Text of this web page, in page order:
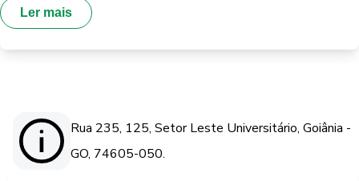
Ler mais
Rua 235, 125, Setor Leste Universitário, Goiânia -
GO, 74605-050.